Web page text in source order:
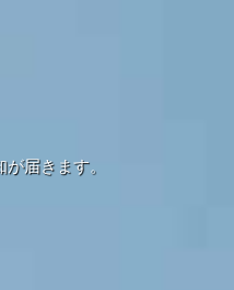
届きます。